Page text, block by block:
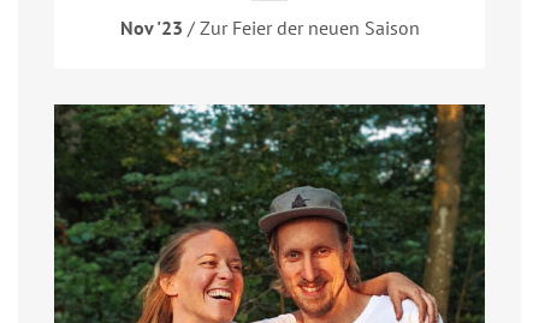
Nov '23 / Zur Feier der neuen Saison